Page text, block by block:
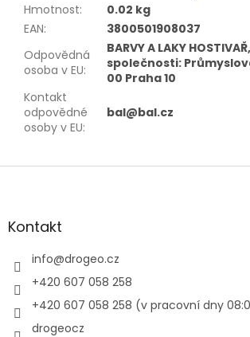
Hmotnost:
0.02 kg
EAN:
3800501908037
Odpovědná
osoba v EU:
BARVY A LAKY
společnosti: Průmyslová
00 Praha 10
Kontakt
odpovědné
osoby v EU:
bal@bal.cz
Z
aKontakt
info@drogeo.cz
+420 607 058 258
+420 607 058 258 (v pracovní dny
drogeocz